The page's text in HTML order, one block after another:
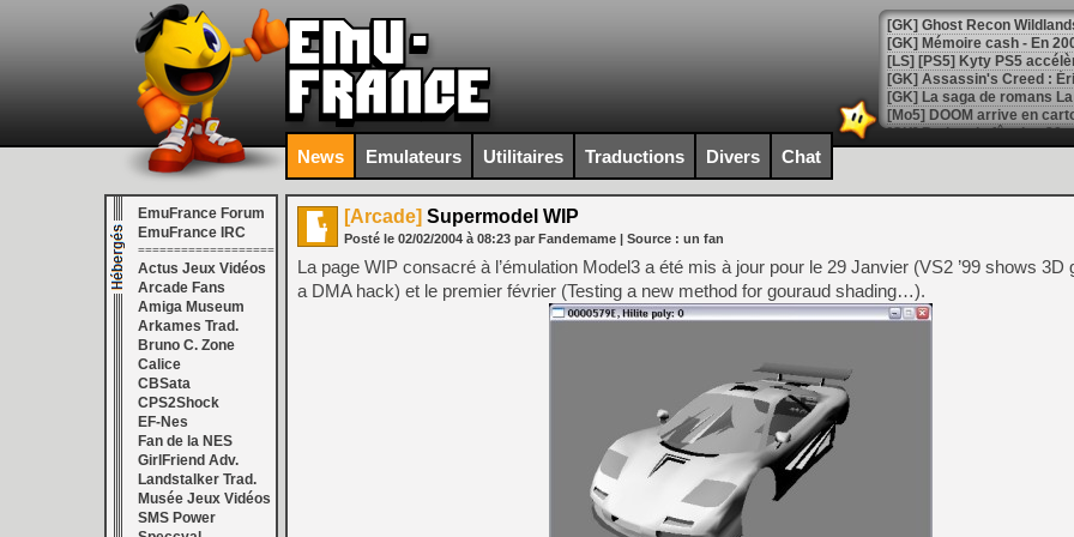
[Mo5] DOOM arrive en
[GK] Bethesda fête les 30
[GK] Roblox : l'action en
[GK] Agenda - GeForce
[LS] [PS5] ps5-y2jb-
[GK] Pourquoi Marvel
[GK] Test : Restory : Chill
[GK] GTA 6 : Rockstar
[GK] Hot Wheels Infinite
[GK] Mémoire cash -
[GK] Résultats Nintendo :
[GK] Déjà des
[Mo5] Brickboy cherche à
[GK] Minecraft et ses «
[GK] Beast of
News Emulateurs Utilitaires Traductions Divers Chat
EmuFrance Forum
EmuFrance IRC
===================
Actus Jeux Vidéos
Arcade Fans
Amiga Museum
Arkames Trad.
Bruno C. Zone
Calice
CBSata
CPS2Shock
EF-Nes
Fan de la NES
GirlFriend Adv.
Landstalker Trad.
Musée Jeux Vidéos
SMS Power
[Arcade] Supermodel WIP
Posté le 02/02/2004 à 08:23 par Fandemame | Source : un fan
La page WIP consacré à l’émulation Model3 a été mis à jour pour le 29 Janvier (VS2 ’99 shows 3D
a DMA hack) et le premier février (Testing a new method for gouraud shading…).